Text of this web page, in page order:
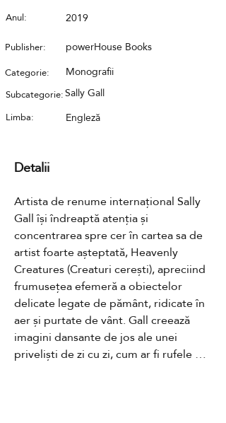
Anul:
2019
Publisher: powerHouse Books
Categorie: Monografii
Subcategorie:Sally Gall
Limba: Engleză
Detalii
Artista de renume internațional Sally
Gall își îndreaptă atenția și
concentrarea spre cer în cartea sa de
artist foarte așteptată, Heavenly
Creatures (Creaturi cerești), apreciind
frumusețea efemeră a obiectelor
delicate legate de pământ, ridicate în
aer și purtate de vânt. Gall creează
imagini dansante de jos ale unei
priveliști de zi cu zi, cum ar fi rufele de